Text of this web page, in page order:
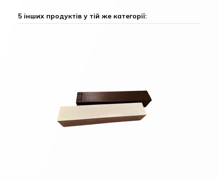
5 інших продуктів у тій же категорії: